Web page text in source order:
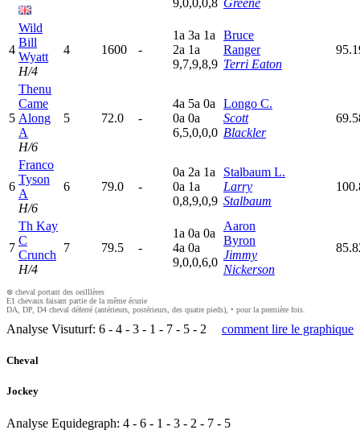
9,0,0,0,8 Greene
4
Wild
Bill
Wyatt
H/4
4 1600 -
1a 3a 1a
2a 1a
9,7,9,8,9
Bruce
Ranger
Terri Eaton
5
Thenu
Came
Along
A
H/6
5 72.0 -
4a 5a 0a
0a 0a
6,5,0,0,0
Longo C.
Scott
Blackler
6
Franco
Tyson
A
H/6
6 79.0 -
0a 2a 1a
0a 1a
0,8,9,0,9
Stalbaum L.
Larry
Stalbaum
7
Th Kay
C
Crunch
H/4
7 79.5 -
1a 0a 0a
4a 0a
9,0,0,6,0
Aaron
Byron
Jimmy
Nickerson
⊗ cheval portant des oeilllères
E1 chevaux faisant partie de la même écurie
DA, DP, D4 cheval déferré (antérieurs, postérieurs, des quatre pieds), • pour la première fois.
Analyse Visuturf: 6 - 4 - 3 - 1 - 7 - 5 - 2 comment lire le graphique
Cheval
Jockey
Analyse Equidegraph: 4 - 6 - 1 - 3 - 2 - 7 - 5